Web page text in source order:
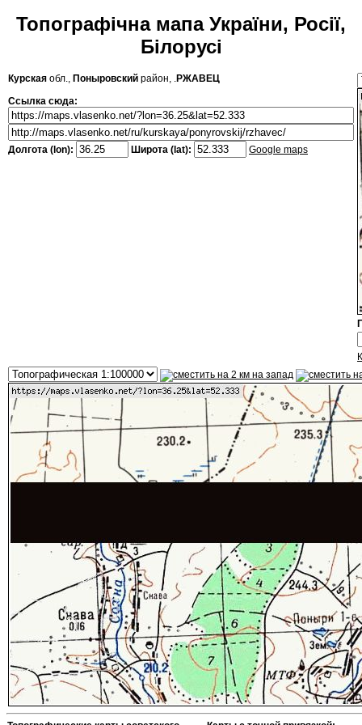
Топографічна мапа України, Росії,
Білорусі
Курская обл., Поныровский район, .РЖАВЕЦ
Ссылка сюда:
Долгота (lon): Широта (lat): Google maps